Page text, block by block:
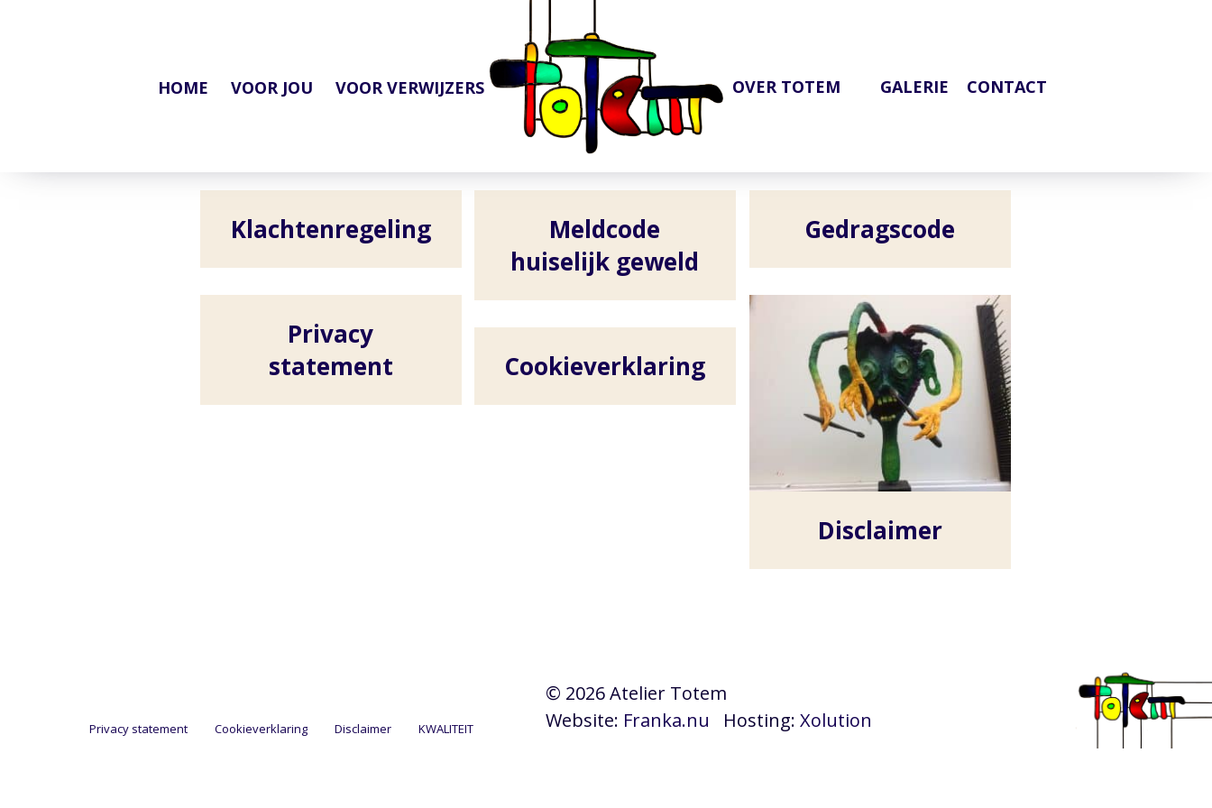
HOME VOOR JOU VOOR VERWIJZERS OVER TOTEM GALERIE CONTACT
Klachtenregeling
Meldcode
huiselijk geweld
Gedragscode
Privacy
statement
Disclaimer
Cookieverklaring
Privacy statement Cookieverklaring Disclaimer KWALITEIT
© 2026 Atelier Totem
Website: Franka.nu Hosting: Xolution